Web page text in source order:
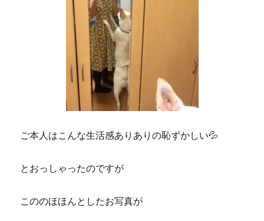
ご本人はこんな生活感ありありの恥ずかしい💦
とおっしゃったのですが
こののほほんとしたお写真が